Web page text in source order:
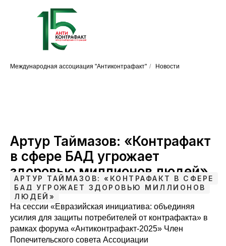
Международная ассоциация "Антиконтрафакт" / Новости
Артур Таймазов: «Контрафакт
в сфере БАД угрожает
здоровью миллионов людей»
АРТУР ТАЙМАЗОВ: «КОНТРАФАКТ В СФЕРЕ
БАД УГРОЖАЕТ ЗДОРОВЬЮ МИЛЛИОНОВ
ЛЮДЕЙ»
На сессии «Евразийская инициатива: объединяя
усилия для защиты потребителей от контрафакта» в
рамках форума «Антиконтрафакт-2025» Член
Попечительского совета Ассоциации